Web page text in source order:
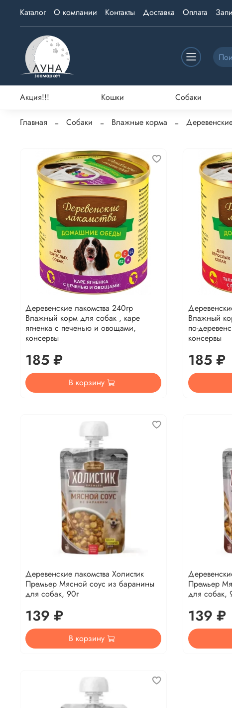
Каталог О компании Контакты Доставка Оплата
Акция!!! Кошки Собаки
Главная Собаки Влажные корма
Деревенские лакомства 240гр
Влажный корм для собак , каре
ягненка с печенью и овощами,
консервы
185 ₽
В корзину
Влажный
по-
консервы
185 ₽
Деревенские лакомства Холистик
Премьер Мясной соус из баранины
для собак, 90г
139 ₽
В корзину
Премьер
для собак,
139 ₽